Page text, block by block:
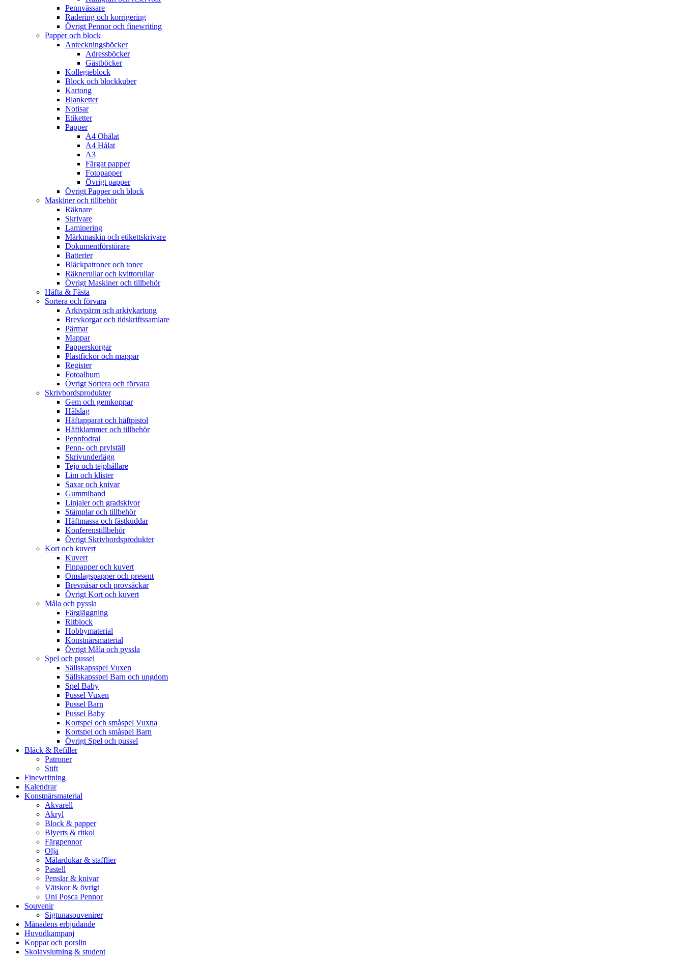
Pennvässare
Radering och korrigering
Övrigt Pennor och finewriting
Papper och block
Anteckningsböcker
Adressböcker
Gästböcker
Kollegieblock
Block och blockkuber
Kartong
Blanketter
Notisar
Etiketter
Papper
A4 Ohålat
A4 Hålat
A3
Färgat papper
Fotopapper
Övrigt papper
Övrigt Papper och block
Maskiner och tillbehör
Räknare
Skrivare
Laminering
Märkmaskin och etikettskrivare
Dokumentförstörare
Batterier
Bläckpatroner och toner
Räknerullar och kvittorullar
Övrigt Maskiner och tillbehör
Häfta & Fästa
Sortera och förvara
Arkivpärm och arkivkartong
Brevkorgar och tidskriftssamlare
Pärmar
Mappar
Papperskorgar
Plastfickor och mappar
Register
Fotoalbum
Övrigt Sortera och förvara
Skrivbordsprodukter
Gem och gemkoppar
Hålslag
Häftapparat och häftpistol
Häftklammer och tillbehör
Pennfodral
Penn- och prylställ
Skrivunderlägg
Tejp och tejphållare
Lim och klister
Saxar och knivar
Gummiband
Linjaler och gradskivor
Stämplar och tillbehör
Häftmassa och fästkuddar
Konferenstillbehör
Övrigt Skrivbordsprodukter
Kort och kuvert
Kuvert
Finpapper och kuvert
Omslagspapper och present
Brevpåsar och provsäckar
Övrigt Kort och kuvert
Måla och pyssla
Färgläggning
Ritblock
Hobbymaterial
Konstnärsmaterial
Övrigt Måla och pyssla
Spel och pussel
Sällskapsspel Vuxen
Sällskapsspel Barn och ungdom
Spel Baby
Pussel Vuxen
Pussel Barn
Pussel Baby
Kortspel och småspel Vuxna
Kortspel och småspel Barn
Övrigt Spel och pussel
Bläck & Refiller
Patroner
Stift
Finewritning
Kalendrar
Konstnärsmaterial
Akvarell
Akryl
Block & papper
Blyerts & ritkol
Färgpennor
Olja
Målardukar & stafflier
Pastell
Penslar & knivar
Vätskor & övrigt
Uni Posca Pennor
Souvenir
Sigtunasouvenirer
Månadens erbjudande
Huvudkampanj
Koppar och porslin
Skolavslutning & student